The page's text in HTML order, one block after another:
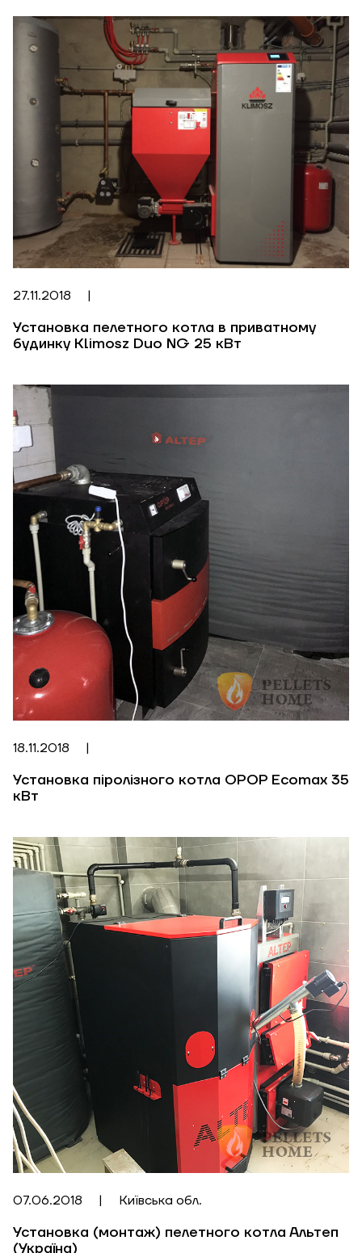
27.11.2018 |
Установка пелетного котла в приватному
будинку Klimosz Duo NG 25 кВт
18.11.2018 |
Установка піролізного котла OPOP Ecomax 35
кВт
07.06.2018 | Київська обл.
Установка (монтаж) пелетного котла Альтеп
(Україна)